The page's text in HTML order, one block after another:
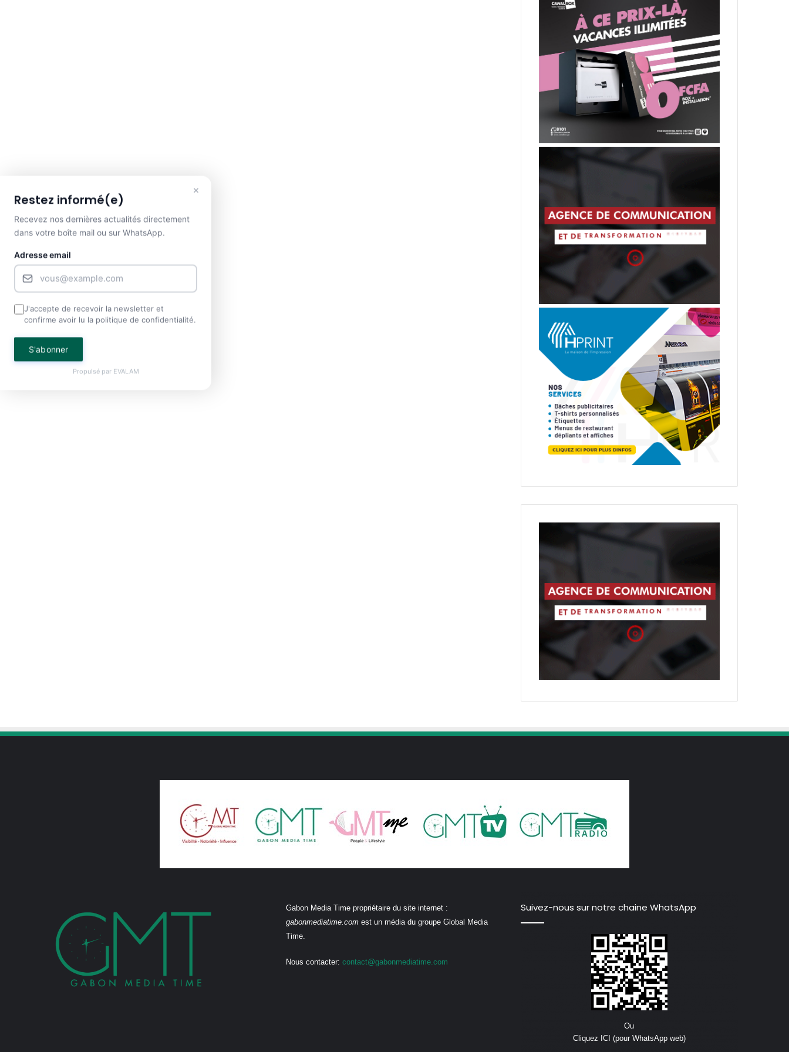
Gabon Media Time propriétaire du site internet :
gabonmediatime.comest un média du groupe Global Media
Time.
Nous contacter: contact@gabonmediatime.com
Suivez-nous sur notre chaine WhatsApp
Ou
Cliquez ICI (pour WhatsApp web)
×
Restez informé(e)
Recevez nos dernières actualités directement
dans votre boîte mail ou sur WhatsApp.
Adresse email
J'accepte de recevoir la newsletter et
confirme avoir lu la politique de confidentialité.
S'abonner
Propulsé par EVALAM